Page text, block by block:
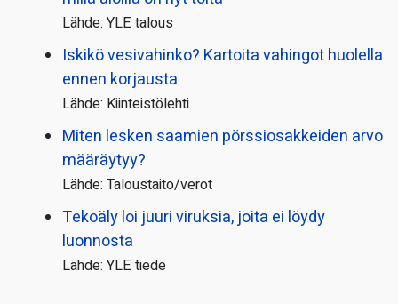
Lähde: YLE talous
Iskikö vesivahinko? Kartoita vahingot huolella
ennen korjausta
Lähde: Kiinteistölehti
Miten lesken saamien pörssi­osakkeiden arvo
määräytyy?
Lähde: Taloustaito/verot
Tekoäly loi juuri viruksia, joita ei löydy
luonnosta
Lähde: YLE tiede